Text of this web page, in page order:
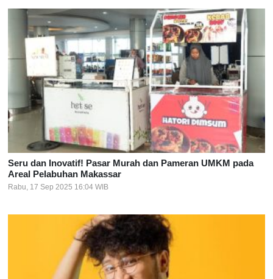
Seru dan Inovatif! Pasar Murah dan Pameran UMKM pada
Areal Pelabuhan Makassar
Rabu, 17 Sep 2025 16:04 WIB